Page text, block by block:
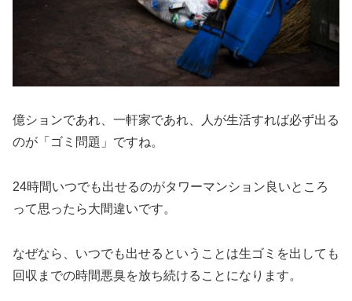
億ションであれ、一軒家であれ、人が生活すれば必ず出る
のが「ゴミ問題」ですね。
24時間いつでも出せるのがタワーマンション良いところ
って思ったら大間違いです。
なぜなら、いつでも出せるということは生ゴミを出しても
回収までの時間悪臭を放ち続けることになります。